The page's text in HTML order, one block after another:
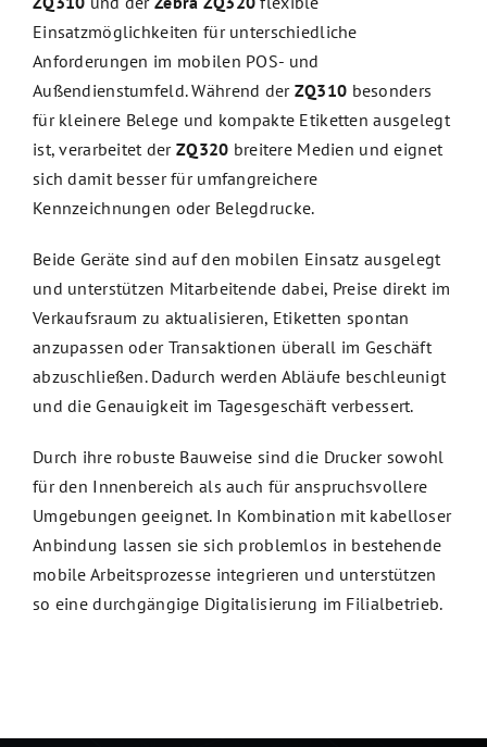
Einsatzmöglichkeiten für unterschiedliche
Anforderungen im mobilen POS- und
Außendienstumfeld. Während der ZQ310 besonders
für kleinere Belege und kompakte Etiketten ausgelegt
ist, verarbeitet der ZQ320 breitere Medien und eignet
sich damit besser für umfangreichere
Kennzeichnungen oder Belegdrucke.
Beide Geräte sind auf den mobilen Einsatz ausgelegt
und unterstützen Mitarbeitende dabei, Preise direkt im
Verkaufsraum zu aktualisieren, Etiketten spontan
anzupassen oder Transaktionen überall im Geschäft
abzuschließen. Dadurch werden Abläufe beschleunigt
und die Genauigkeit im Tagesgeschäft verbessert.
Durch ihre robuste Bauweise sind die Drucker sowohl
für den Innenbereich als auch für anspruchsvollere
Umgebungen geeignet. In Kombination mit kabelloser
Anbindung lassen sie sich problemlos in bestehende
mobile Arbeitsprozesse integrieren und unterstützen
so eine durchgängige Digitalisierung im Filialbetrieb.